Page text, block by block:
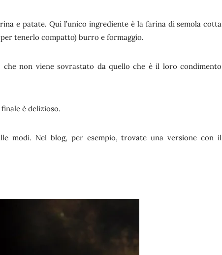
e patate. Qui l’unico ingrediente è la farina di semola cotta
tenerlo compatto) burro e formaggio.
non viene sovrastato da quello che è il loro condimento
è delizioso.
modi. Nel blog, per esempio, trovate una versione con il